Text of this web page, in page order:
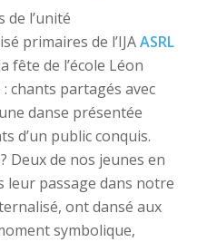
de l’unité
primaires de l’IJAASRL
fête de l’école Léon
chants partagés avec
danse présentée
d’un public conquis.
Deux de nos jeunes en
leur passage dans notre
ont dansé aux
symbolique,